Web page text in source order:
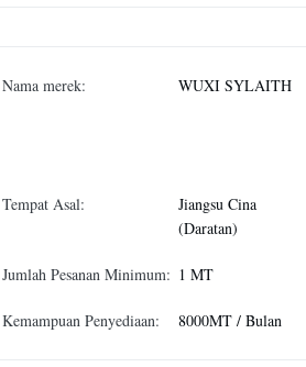
Nama merek: WUXI SYLAITH
Tempat Asal:
Jiangsu Cina
(Daratan)
Jumlah Pesanan Minimum: 1 MT
Kemampuan Penyediaan: 8000MT / Bulan